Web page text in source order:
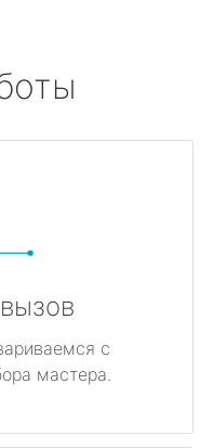
с
мастера.